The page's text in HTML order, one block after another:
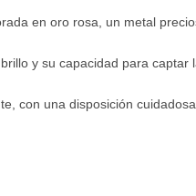
en oro rosa, un metal
y su capacidad para
con una disposición